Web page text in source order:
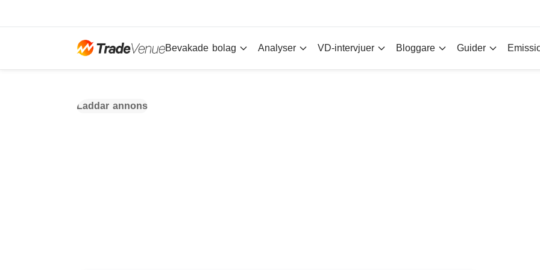
Bevakade bolag Analyser VD-intervjuer Bloggare Guider
Laddar annons